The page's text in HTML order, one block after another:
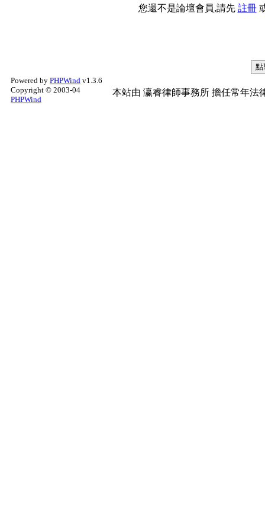
您還不是論壇會員,請先 註冊
Powered by PHPWind v1.3.6
Copyright © 2003-04
PHPWind
本站由 瀛睿律師事務所 擔任常年法